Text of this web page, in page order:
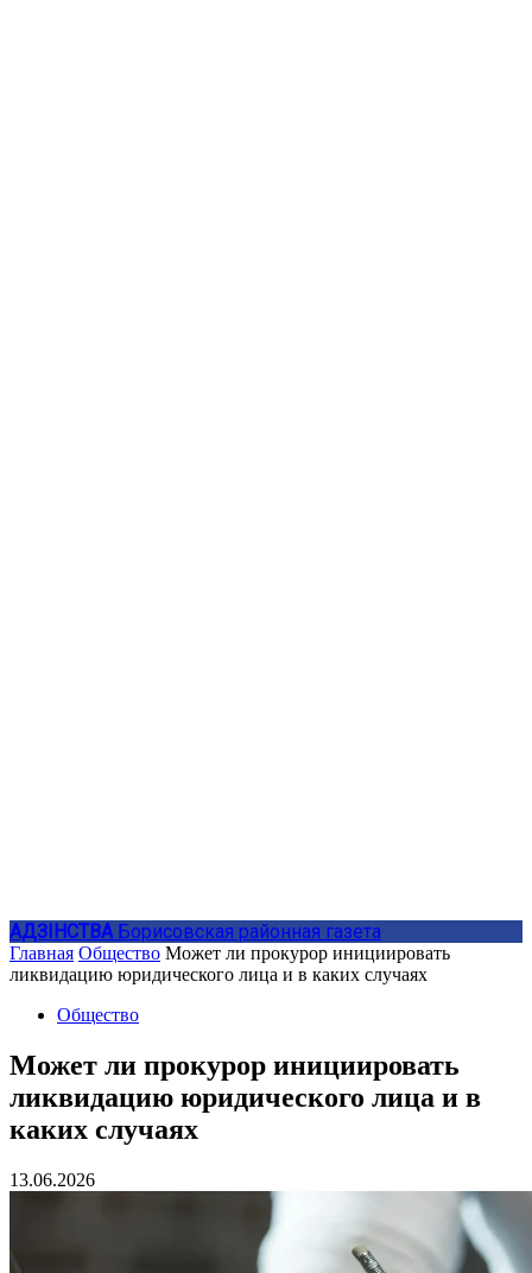
АДЗIНСТВА Борисовская районная газета
Главная Общество Может ли прокурор инициировать
ликвидацию юридического лица и в каких случаях
Общество
Может ли прокурор инициировать
ликвидацию юридического лица и в
каких случаях
13.06.2026